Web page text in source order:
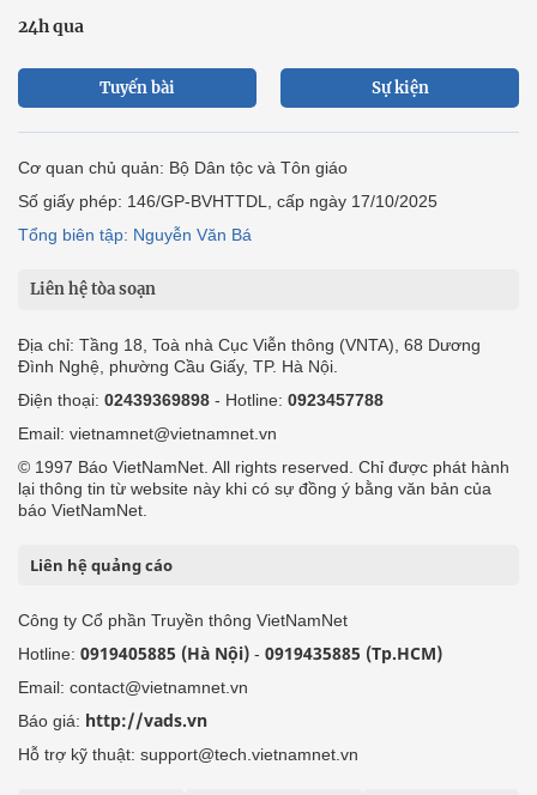
24h qua
Tuyến bài Sự kiện
Cơ quan chủ quản: Bộ Dân tộc và Tôn giáo
Số giấy phép: 146/GP-BVHTTDL, cấp ngày 17/10/2025
Tổng biên tập: Nguyễn Văn Bá
Liên hệ tòa soạn
Địa chỉ: Tầng 18, Toà nhà Cục Viễn thông (VNTA), 68 Dương
Đình Nghệ, phường Cầu Giấy, TP. Hà Nội.
Điện thoại: 02439369898 - Hotline: 0923457788
Email: vietnamnet@vietnamnet.vn
© 1997 Báo VietNamNet. All rights reserved. Chỉ được phát hành
lại thông tin từ website này khi có sự đồng ý bằng văn bản của
báo VietNamNet.
Liên hệ quảng cáo
Công ty Cổ phần Truyền thông VietNamNet
Hotline: 0919405885 (Hà Nội) - 0919435885 (Tp.HCM)
Email: contact@vietnamnet.vn
Báo giá: http://vads.vn
Hỗ trợ kỹ thuật: support@tech.vietnamnet.vn